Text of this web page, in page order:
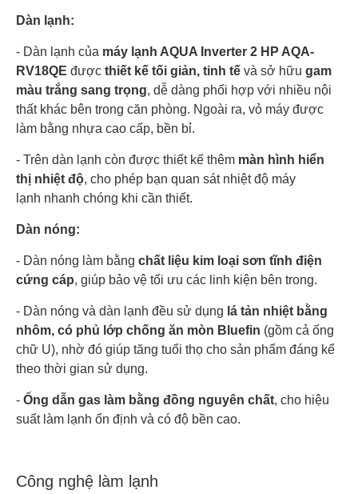
Dàn lạnh:
- Dàn lạnh của máy lạnh AQUA Inverter 2 HP AQA-
RV18QE được thiết kế tối giản, tinh tế và sở hữu gam
màu trắng sang trọng, dễ dàng phối hợp với nhiều nội
thất khác bên trong căn phòng. Ngoài ra, vỏ máy được
làm bằng nhựa cao cấp, bền bỉ.
- Trên dàn lạnh còn được thiết kế thêm màn hình hiển
thị nhiệt độ, cho phép bạn quan sát nhiệt độ máy
lạnh nhanh chóng khi cần thiết.
Dàn nóng:
- Dàn nóng làm bằng chất liệu kim loại sơn tĩnh điện
cứng cáp, giúp bảo vệ tối ưu các linh kiện bên trong.
- Dàn nóng và dàn lạnh đều sử dụng lá tản nhiệt bằng
nhôm, có phủ lớp chống ăn mòn Bluefin (gồm cả ống
chữ U), nhờ đó giúp tăng tuổi thọ cho sản phẩm đáng kể
theo thời gian sử dụng.
- Ống dẫn gas làm bằng đồng nguyên chất, cho hiệu
suất làm lạnh ổn định và có độ bền cao.
Công nghệ làm lạnh